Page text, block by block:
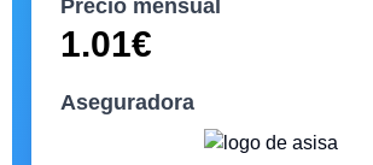
Precio mensual
1.01€
Aseguradora